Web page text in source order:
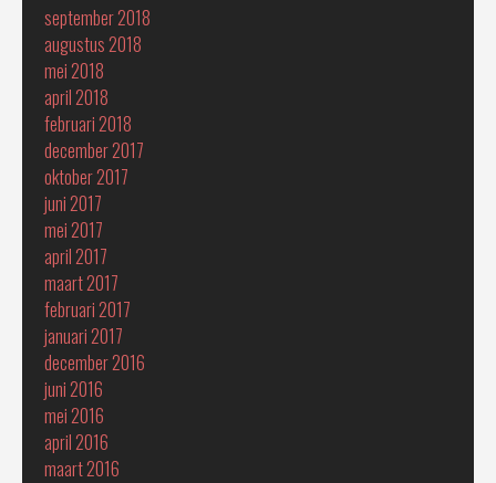
september 2018
augustus 2018
mei 2018
april 2018
februari 2018
december 2017
oktober 2017
juni 2017
mei 2017
april 2017
maart 2017
februari 2017
januari 2017
december 2016
juni 2016
mei 2016
april 2016
maart 2016